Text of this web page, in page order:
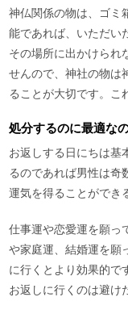
神仏関係の物は、ゴミ
能であれば、いただい
その場所に出かけられ
せんので、神社の物は
ることが大切です。こ
処分するのに最適な
お返しする日にちは基
るのであれば男性は奇
運気を得ることができ
仕事運や恋愛運を願っ
や家庭運、結婚運を願
に行くとより効果的で
お返しに行くのは避け